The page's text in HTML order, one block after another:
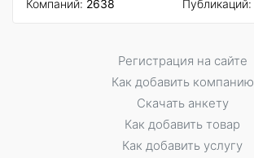
Компаний: 2638
Публикаций:
Регистрация на сайте
Как добавить компанию
Скачать анкету
Как добавить товар
Как добавить услугу